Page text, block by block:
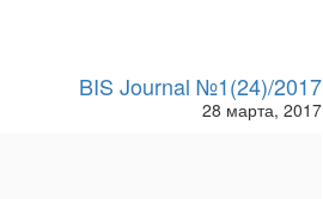
BIS Journal №1(24)/2017
28 марта, 2017